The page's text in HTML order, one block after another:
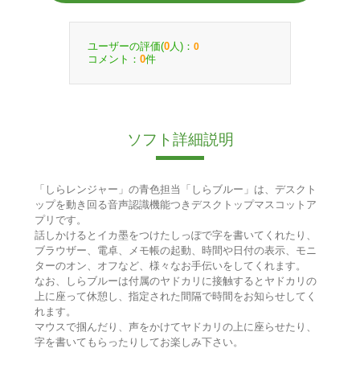
ユーザーの評価(0 人)： 0
コメント： 0件
ソフト詳細説明
「しらレンジャー」の青色担当「しらブルー」は、デスクト
ップを動き回る音声認識機能つきデスクトップマスコットア
プリです。
話しかけるとイカ墨をつけたしっぽで字を書いてくれたり、
ブラウザー、電卓、メモ帳の起動、時間や日付の表示、モニ
ターのオン、オフなど、様々なお手伝いをしてくれます。
なお、しらブルーは付属のヤドカリに接触するとヤドカリの
上に座って休憩し、指定された間隔で時間をお知らせしてく
れます。
マウスで掴んだり、声をかけてヤドカリの上に座らせたり、
字を書いてもらったりしてお楽しみ下さい。